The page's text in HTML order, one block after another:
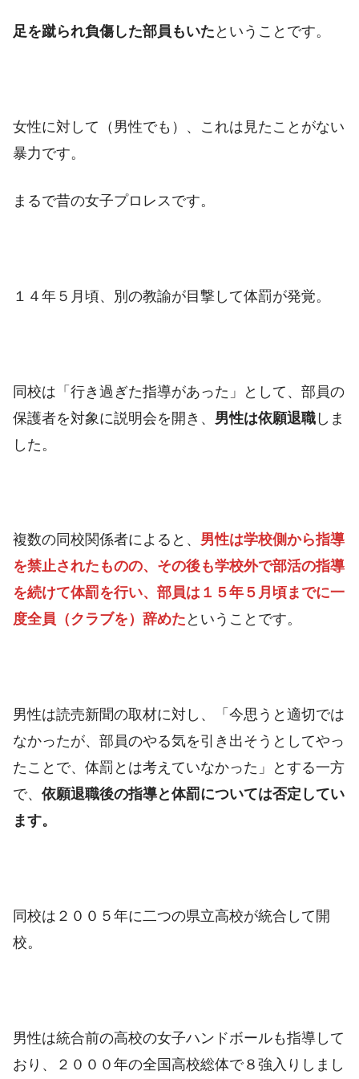
足を蹴られ負傷した部員もいた ということです。
女性に対して（男性でも）、これは見たことがない
暴力です。
まるで昔の女子プロレスです。
１４年５月頃、別の教諭が目撃して体罰が発覚。
同校は「行き過ぎた指導があった」として、部員の
保護者を対象に説明会を開き、 男性は依願退職 しま
した。
複数の同校関係者によると、 男性は学校側から指導
を禁止されたものの、その後も学校外で部活の指導
を続けて体罰を行い、部員は１５年５月頃までに一
度全員（クラブを）辞めた ということです。
男性は読売新聞の取材に対し、「今思うと適切では
なかったが、部員のやる気を引き出そうとしてやっ
たことで、体罰とは考えていなかった」とする一方
で、 依願退職後の指導と体罰については否定してい
ます。
同校は２００５年に二つの県立高校が統合して開
校。
男性は統合前の高校の女子ハンドボールも指導して
おり、２０００年の全国高校総体で８強入りしまし